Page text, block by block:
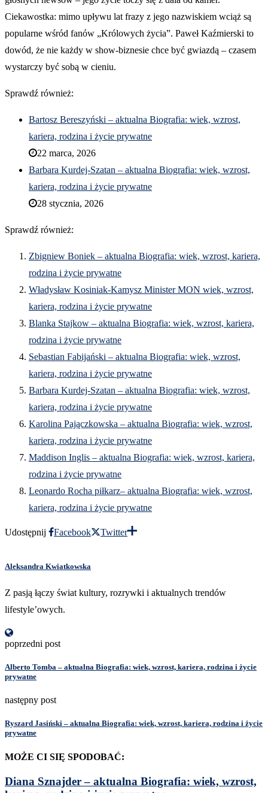
Ciekawostka: mimo upływu lat frazy z jego nazwiskiem wciąż są
popularne wśród fanów „Królowych życia”. Paweł Kaźmierski to
dowód, że nie każdy w show-biznesie chce być gwiazdą – czasem
wystarczy być sobą w cieniu.
Sprawdź również:
Bartosz Bereszyński – aktualna Biografia: wiek, wzrost,
kariera, rodzina i życie prywatne
22 marca, 2026
Barbara Kurdej-Szatan – aktualna Biografia: wiek, wzrost,
kariera, rodzina i życie prywatne
28 stycznia, 2026
Sprawdź również:
Zbigniew Boniek – aktualna Biografia: wiek, wzrost, kariera,
rodzina i życie prywatne
Władysław Kosiniak-Kamysz Minister MON wiek, wzrost,
kariera, rodzina i życie prywatne
Blanka Stajkow – aktualna Biografia: wiek, wzrost, kariera,
rodzina i życie prywatne
Sebastian Fabijański – aktualna Biografia: wiek, wzrost,
kariera, rodzina i życie prywatne
Barbara Kurdej-Szatan – aktualna Biografia: wiek, wzrost,
kariera, rodzina i życie prywatne
Karolina Pajączkowska – aktualna Biografia: wiek, wzrost,
kariera, rodzina i życie prywatne
Maddison Inglis – aktualna Biografia: wiek, wzrost, kariera,
rodzina i życie prywatne
Leonardo Rocha piłkarz– aktualna Biografia: wiek, wzrost,
kariera, rodzina i życie prywatne
Udostępnij Facebook Twitter
Aleksandra Kwiatkowska
Z pasją łączy świat kultury, rozrywki i aktualnych trendów
lifestyle’owych.
poprzedni post
Alberto Tomba – aktualna Biografia: wiek, wzrost, kariera, rodzina i życie
prywatne
następny post
Ryszard Jasiński – aktualna Biografia: wiek, wzrost, kariera, rodzina i życie
prywatne
MOŻE CI SIĘ SPODOBAĆ:
Diana Sznajder – aktualna Biografia: wiek, wzrost,